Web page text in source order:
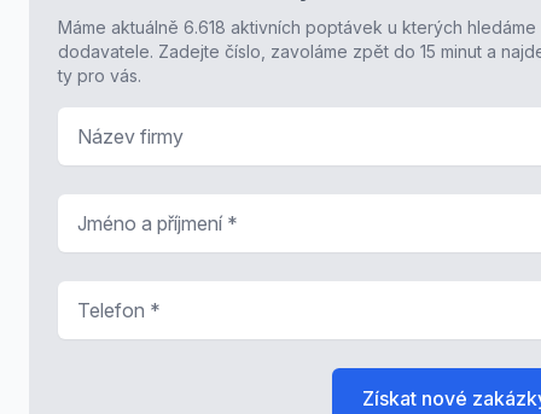
Máme aktuálně 6.618 aktivních poptávek u kterých hledáme
dodavatele. Zadejte číslo, zavoláme zpět do 15 minut a
ty pro vás.
Získat nové